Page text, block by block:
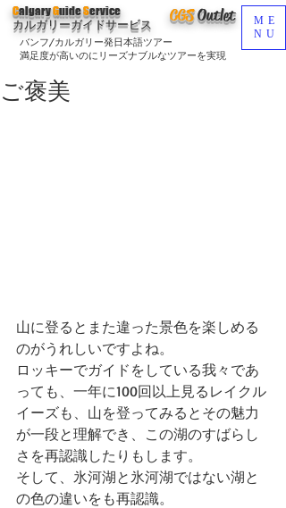
CGSOutlet
バンフ/カルガリー発日本語ツアー
満足度が高いのにリーズナブルなツアーを実現
CalgaryGuideService
カルガリーガイドサービス
ME
NU
ご褒美
山に登るとまた違った景色を楽しめる
のがうれしいですよね。
ロッキーでガイドをしている我々であ
っても、一年に100回以上見るレイクル
イーズも、山を登ってみるとその魅力
が一段と理解でき、この湖のすばらし
さを再認識したりもします。
そして、氷河湖と氷河湖ではない湖と
の色の違いをも再認識。